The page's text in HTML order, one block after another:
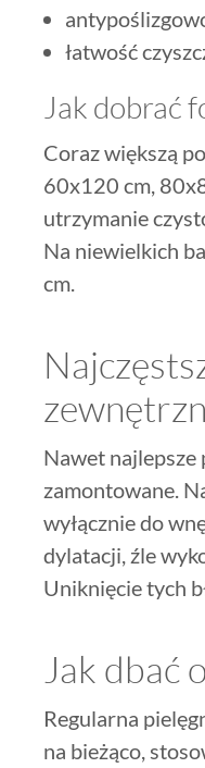
łatwość
Jak dobrać
Coraz większą
60x120 cm,
utrzymanie
Na niewielkich
cm.
Nawet najlepsze
zamontowane.
wyłącznie do
dylatacji, źle
Uniknięcie tych
Jak dbać
Regularna
na bieżąco,